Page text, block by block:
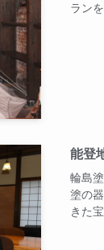
ラン
能登
輪島
塗の
きた宝